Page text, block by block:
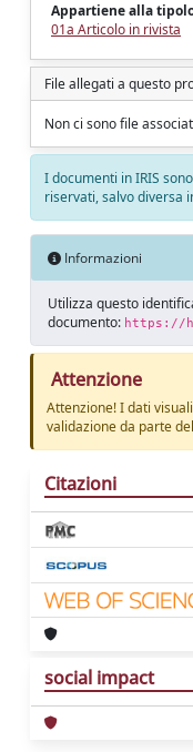
Appartiene alla
01a Articolo in rivista
File allegati a questo
Non ci sono file
I documenti in IRIS
riservati, salvo diversa
Informazioni
Utilizza questo
documento: https://
Attenzione
Attenzione! I dati
validazione da parte
Citazioni
social impact